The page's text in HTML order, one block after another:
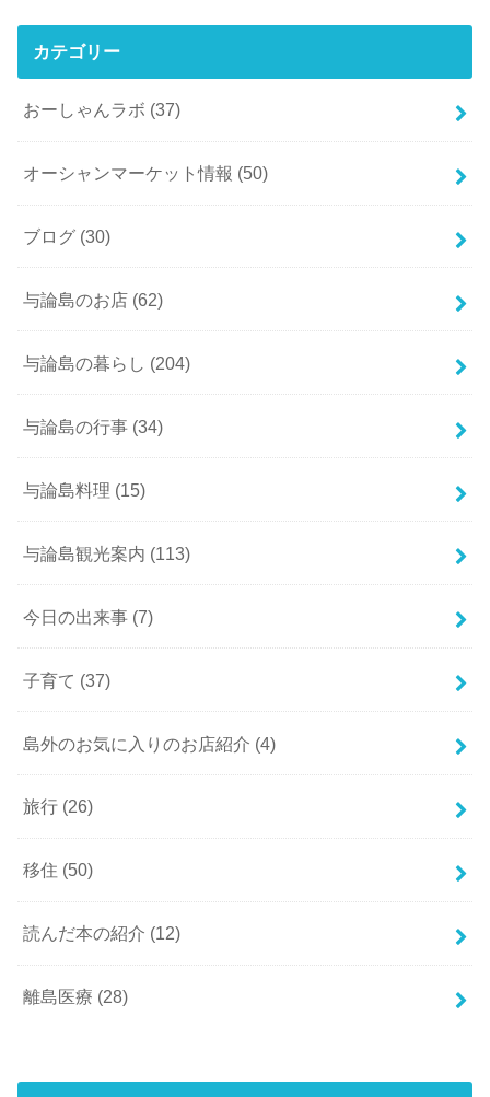
カテゴリー
おーしゃんラボ (37)
オーシャンマーケット情報 (50)
ブログ (30)
与論島のお店 (62)
与論島の暮らし (204)
与論島の行事 (34)
与論島料理 (15)
与論島観光案内 (113)
今日の出来事 (7)
子育て (37)
島外のお気に入りのお店紹介 (4)
旅行 (26)
移住 (50)
読んだ本の紹介 (12)
離島医療 (28)